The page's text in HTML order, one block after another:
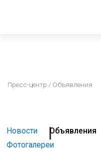
Пресс-центр / Объявления
Новости Объявления
Фотогалереи